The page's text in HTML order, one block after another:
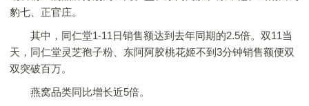
豹七、正官庄。
其中，同仁堂1-11日销售额达到去年同期的2.5倍。双11当
天，同仁堂灵芝孢子粉、东阿阿胶桃花姬不到3分钟销售额便双
双突破百万。
燕窝品类同比增长近5倍。